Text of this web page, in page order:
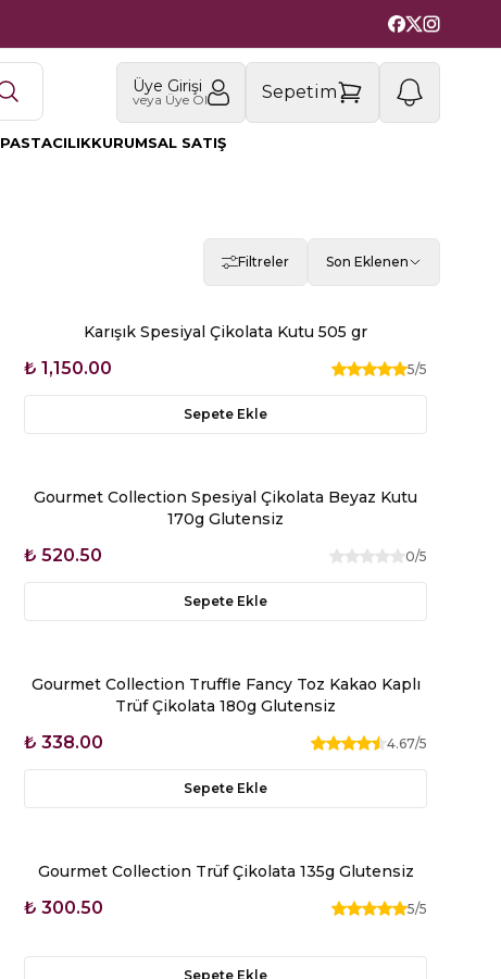
Üye Girişi
veya Üye Ol Sepetim
PASTACILIKKURUMSAL SATIŞ
Filtreler Son Eklenen
Karışık Spesiyal Çikolata Kutu 505 gr
₺ 1,150.00 5/5
Sepete Ekle
Gourmet Collection Spesiyal Çikolata Beyaz Kutu
170g Glutensiz
₺ 520.50 0/5
Sepete Ekle
Gourmet Collection Truffle Fancy Toz Kakao Kaplı
Trüf Çikolata 180g Glutensiz
₺ 338.00 4.67/5
Sepete Ekle
Gourmet Collection Trüf Çikolata 135g Glutensiz
₺ 300.50 5/5
Sepete Ekle